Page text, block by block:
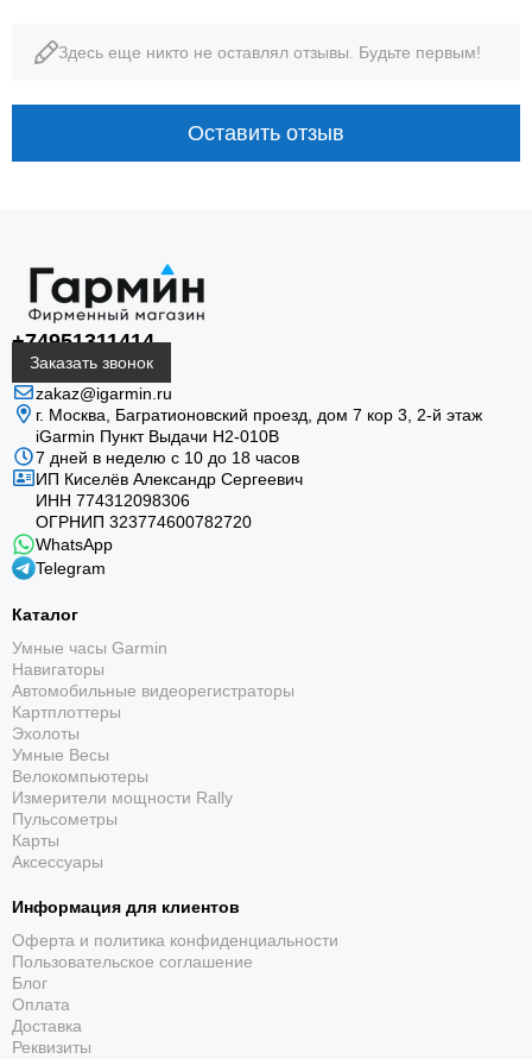
10 ATM
водозащита
16 дней
режим смарт-часов
AMOLED · ТРЕНИРОВКИ · НАВИГАЦИЯ
epix (Gen 2): карта, форма и
восстановление на одном
экране
Garmin epix (Gen 2) Standard Slate Steel с чёрным
ремешком помогают планировать нагрузку,
анализировать восстановление и уверенно
а сенсорный экран ускоряет работу с меню и
передаёт карты, графики и уведомления; доступен
режим Always-On.
Здесь еще никто не оставлял отзывы. Будьте первым!
Оставить отзыв
+74951311414
Заказать звонок
zakaz@igarmin.ru
г. Москва, Багратионовский проезд, дом 7 кор 3, 2-й этаж
iGarmin Пункт Выдачи Н2-010В
7 дней в неделю с 10 до 18 часов
ИП Киселёв Александр Сергеевич
ИНН 774312098306
ОГРНИП 323774600782720
WhatsApp
Telegram
Каталог
Умные часы Garmin
Навигаторы
Автомобильные видеорегистраторы
Картплоттеры
Эхолоты
Умные Весы
Велокомпьютеры
Измерители мощности Rally
Пульсометры
Карты
Аксессуары
Информация для клиентов
Оферта и политика конфиденциальности
Пользовательское соглашение
Блог
Оплата
Доставка
Реквизиты